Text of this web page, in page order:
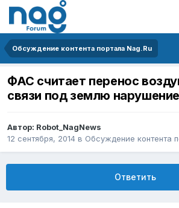
Обсуждение контента портала Nag.Ru
ФАС считает перенос
связи под землю
Автор: Robot_NagNews
12 сентября, 2014 в Обсуждение контента
Ответить